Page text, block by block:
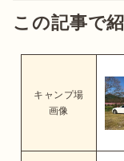
この記事で
キャンプ場
画像